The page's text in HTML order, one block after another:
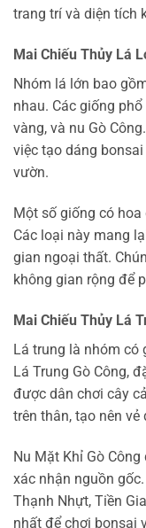
trang trí và diện tích
Mai Chiếu Thủy Lá
Nhóm lá lớn bao
nhau. Các giống
vàng, và nu Gò
việc tạo dáng
vườn.
Một số giống có
Các loại này mang
gian ngoại thất.
không gian rộng để
Mai Chiếu Thủy Lá
Lá trung là nhóm có
Lá Trung Gò Công,
được dân chơi cây
trên thân, tạo nên
Nu Mặt Khỉ Gò
xác nhận nguồn
Thạnh Nhựt, Tiền
nhất để chơi bonsai